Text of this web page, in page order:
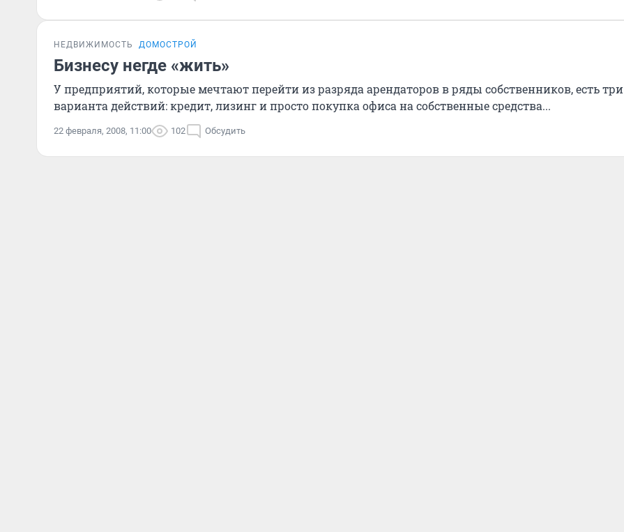
НЕДВИЖИМОСТЬ ДОМОСТРОЙ
Бизнесу негде «жить»
У предприятий, которые мечтают перейти из разряда арендаторов в ряды собственников, есть три
варианта действий: кредит, лизинг и просто покупка офиса на собственные средства...
22 февраля, 2008, 11:00 102 Обсудить